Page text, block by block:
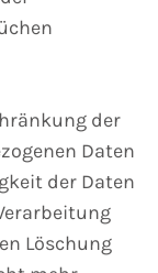
der
Daten
der Daten
Löschung